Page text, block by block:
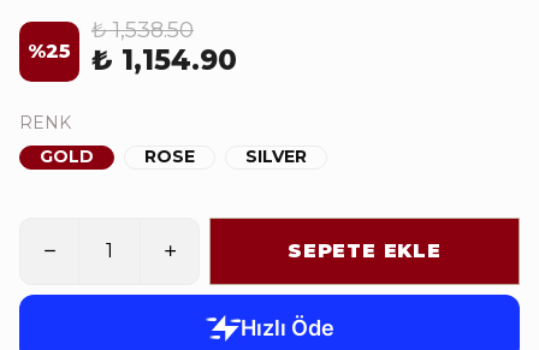
%25
₺ 1,538.50
₺ 1,154.90
RENK
GOLD
ROSE SILVER
SEPETE EKLE